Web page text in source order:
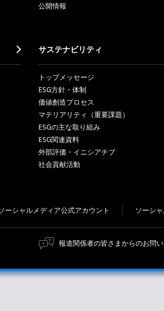
公開情報
サステナビリティ
トップメッセージ
ESG方針・体制
価値創造プロセス
マテリアリティ（重要課題）
ESGの主な取り組み
ESG関連資料
外部評価・イニシアチブ
社会貢献活動
ーシャルメディア公式アカウント ソーシ
報道関係者の皆さまからのお問